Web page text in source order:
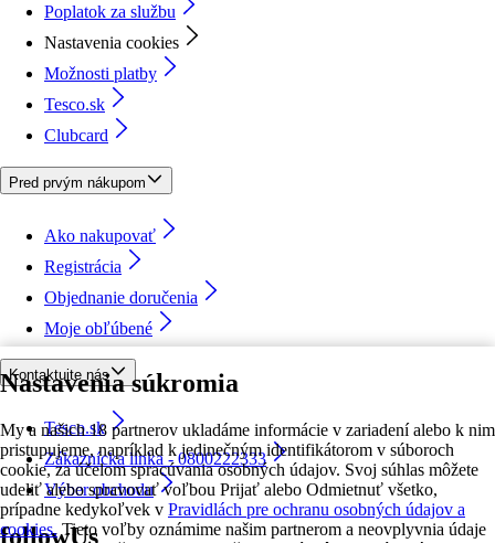
Nastavenia súkromia
My a našich 18 partnerov ukladáme informácie v zariadení alebo k nim
pristupujeme, napríklad k jedinečným identifikátorom v súboroch
cookie, za účelom spracúvania osobných údajov. Svoj súhlas môžete
udeliť alebo spravovať voľbou Prijať alebo Odmietnuť všetko,
prípadne kedykoľvek v Pravidlách pre ochranu osobných údajov a
cookies. Tieto voľby oznámime našim partnerom a neovplyvnia údaje
Poplatok za službu
Nastavenia cookies
Možnosti platby
Tesco.sk
Clubcard
Pred prvým nákupom
Ako nakupovať
Registrácia
Objednanie doručenia
Moje obľúbené
Kontaktujte nás
Tesco.sk
Zákaznícka linka - 0800222333
Výber obchodu
followUs